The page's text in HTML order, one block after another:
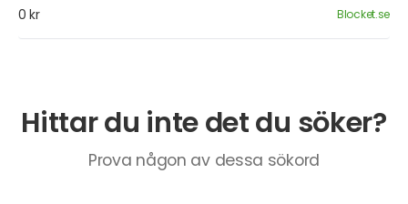
0 kr Blocket.se
Hittar du inte det du söker?
Prova någon av dessa sökord